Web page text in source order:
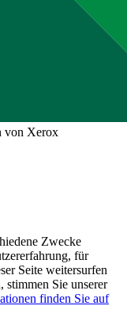
von Xerox
Zwecke
für
Seite weitersurfen
Sie unserer
finden Sie auf